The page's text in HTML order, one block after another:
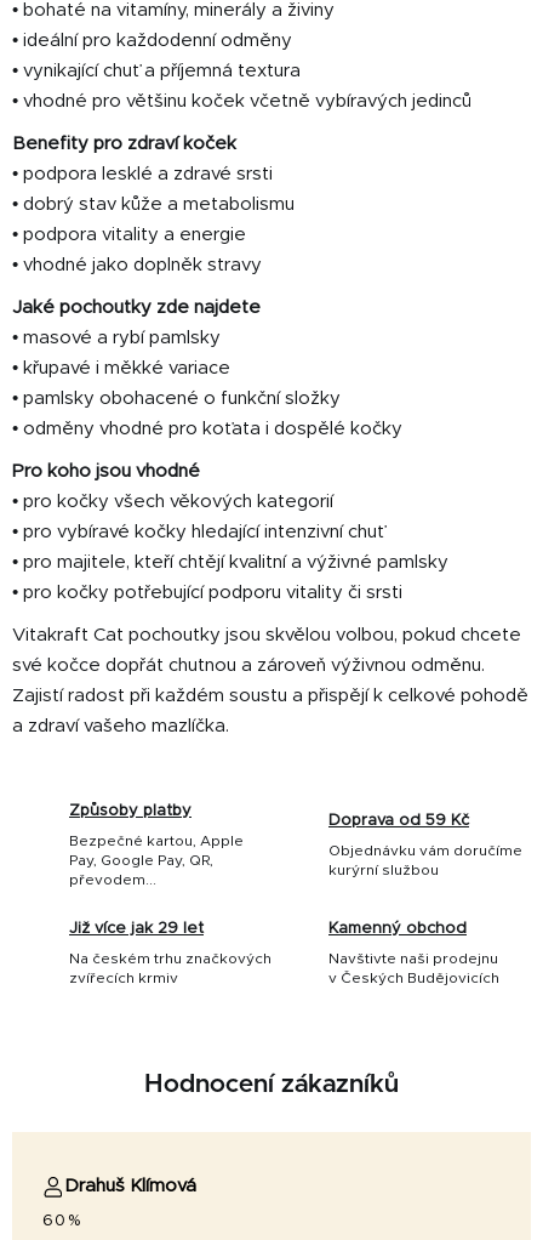
s
u
• bohaté na vitamíny, minerály a živiny
• ideální pro každodenní odměny
• vynikající chuť a příjemná textura
• vhodné pro většinu koček včetně vybíravých jedinců
Benefity pro zdraví koček
• podpora lesklé a zdravé srsti
• dobrý stav kůže a metabolismu
• podpora vitality a energie
• vhodné jako doplněk stravy
Jaké pochoutky zde najdete
• masové a rybí pamlsky
• křupavé i měkké variace
• pamlsky obohacené o funkční složky
• odměny vhodné pro koťata i dospělé kočky
Pro koho jsou vhodné
• pro kočky všech věkových kategorií
• pro vybíravé kočky hledající intenzivní chuť
• pro majitele, kteří chtějí kvalitní a výživné pamlsky
• pro kočky potřebující podporu vitality či srsti
Vitakraft Cat pochoutky jsou skvělou volbou, pokud chcete
své kočce dopřát chutnou a zároveň výživnou odměnu.
Zajistí radost při každém soustu a přispějí k celkové pohodě
a zdraví vašeho mazlíčka.
Způsoby platby
Bezpečné kartou, Apple
Pay, Google Pay, QR,
převodem...
Doprava od 59 Kč
Objednávku vám doručíme
kurýrní službou
Již více jak 29 let
Na českém trhu značkových
zvířecích krmiv
Kamenný obchod
Navštivte naši prodejnu
v Českých Budějovicích
Hodnocení zákazníků
Drahuš Klímová
60%